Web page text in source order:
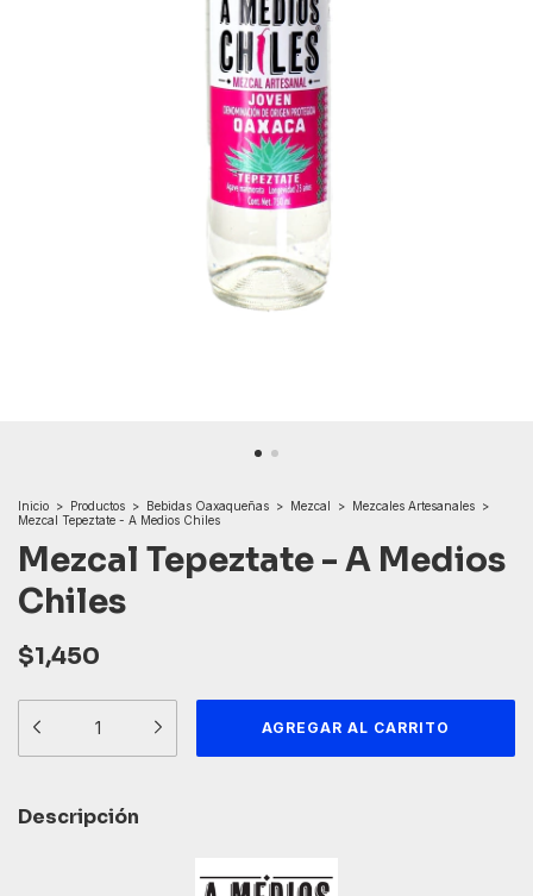
Inicio > Productos > Bebidas Oaxaqueñas > Mezcal > Mezcales Artesanales >
Mezcal Tepeztate - A Medios Chiles
Mezcal Tepeztate - A Medios
Chiles
$1,450
Descripción